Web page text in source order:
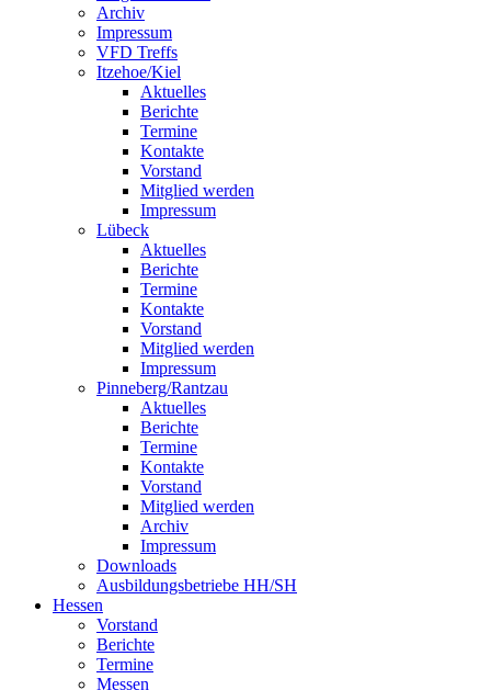
Archiv
Impressum
VFD Treffs
Itzehoe/Kiel
Aktuelles
Berichte
Termine
Kontakte
Vorstand
Mitglied werden
Impressum
Lübeck
Aktuelles
Berichte
Termine
Kontakte
Vorstand
Mitglied werden
Impressum
Pinneberg/Rantzau
Aktuelles
Berichte
Termine
Kontakte
Vorstand
Mitglied werden
Archiv
Impressum
Downloads
Ausbildungsbetriebe HH/SH
Hessen
Vorstand
Berichte
Termine
Messen